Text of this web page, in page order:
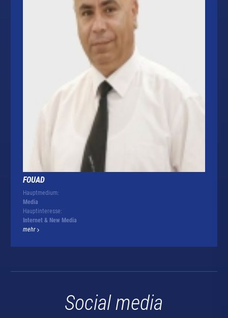
FOUAD
Hauptmedium:
Media
Hauptinteresse:
Internet & New Media
mehr
Social media